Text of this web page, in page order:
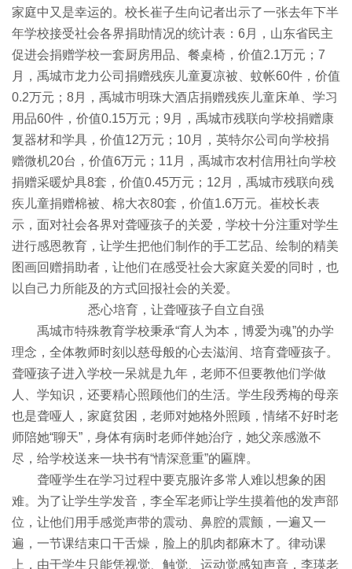
家庭中又是幸运的。校长崔子生向记者出示了一张去年下半
年学校接受社会各界捐助情况的统计表：6月，山东省民主
促进会捐赠学校一套厨房用品、餐桌椅，价值2.1万元；7
月，禹城市龙力公司捐赠残疾儿童夏凉被、蚊帐60件，价值
0.2万元；8月，禹城市明珠大酒店捐赠残疾儿童床单、学习
用品60件，价值0.15万元；9月，禹城市残联向学校捐赠康
复器材和学具，价值12万元；10月，英特尔公司向学校捐
赠微机20台，价值6万元；11月，禹城市农村信用社向学校
捐赠采暖炉具8套，价值0.45万元；12月，禹城市残联向残
疾儿童捐赠棉被、棉大衣80套，价值1.6万元。崔校长表
示，面对社会各界对聋哑孩子的关爱，学校十分注重对学生
进行感恩教育，让学生把他们制作的手工艺品、绘制的精美
图画回赠捐助者，让他们在感受社会大家庭关爱的同时，也
以自己力所能及的方式回报社会的关爱。
悉心培育，让聋哑孩子自立自强
禹城市特殊教育学校秉承“育人为本，博爱为魂”的办学
理念，全体教师时刻以慈母般的心去滋润、培育聋哑孩子。
聋哑孩子进入学校一呆就是九年，老师不但要教他们学做
人、学知识，还要精心照顾他们的生活。学生段秀梅的母亲
也是聋哑人，家庭贫困，老师对她格外照顾，情绪不好时老
师陪她“聊天”，身体有病时老师伴她治疗，她父亲感激不
尽，给学校送来一块书有“情深意重”的匾牌。
聋哑学生在学习过程中要克服许多常人难以想象的困
难。为了让学生学发音，李全军老师让学生摸着他的发声部
位，让他们用手感觉声带的震动、鼻腔的震颤，一遍又一
遍，一节课结束口干舌燥，脸上的肌肉都麻木了。律动课
上，由于学生只能凭视觉、触觉、运动觉感知声音，李瑛老